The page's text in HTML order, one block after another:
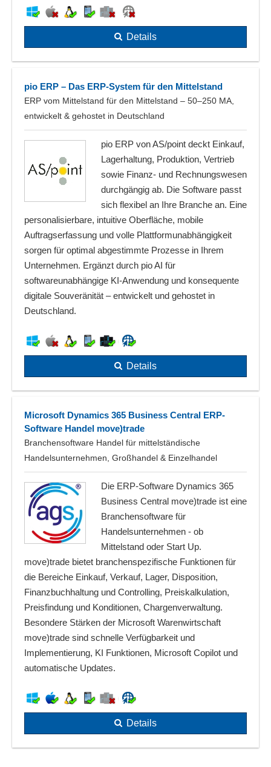
Details
pio ERP – Das ERP-System für den Mittelstand
ERP vom Mittelstand für den Mittelstand – 50–250 MA,
entwickelt & gehostet in Deutschland
pio ERP von AS/point deckt Einkauf,
Lagerhaltung, Produktion, Vertrieb
sowie Finanz- und Rechnungswesen
durchgängig ab. Die Software passt
sich flexibel an Ihre Branche an. Eine
personalisierbare, intuitive Oberfläche, mobile
Auftragserfassung und volle Plattformunabhängigkeit
sorgen für optimal abgestimmte Prozesse in Ihrem
Unternehmen. Ergänzt durch pio AI für
softwareunabhängige KI-Anwendung und konsequente
digitale Souveränität – entwickelt und gehostet in
Deutschland.
Details
Microsoft Dynamics 365 Business Central ERP-
Software Handel move)trade
Branchensoftware Handel für mittelständische
Handelsunternehmen, Großhandel & Einzelhandel
Die ERP-Software Dynamics 365
Business Central move)trade ist eine
Branchensoftware für
Handelsunternehmen - ob
Mittelstand oder Start Up.
move)trade bietet branchenspezifische Funktionen für
die Bereiche Einkauf, Verkauf, Lager, Disposition,
Finanzbuchhaltung und Controlling, Preiskalkulation,
Preisfindung und Konditionen, Chargenverwaltung.
Besondere Stärken der Microsoft Warenwirtschaft
move)trade sind schnelle Verfügbarkeit und
Implementierung, KI Funktionen, Microsoft Copilot und
automatische Updates.
Details